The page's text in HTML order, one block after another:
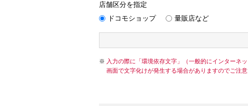
店舗区分を指定
ドコモショップ
量販店など
入力の際に「環境依存文字」（一般的にインターネ
画面で文字化けが発生する場合がありますのでご注意